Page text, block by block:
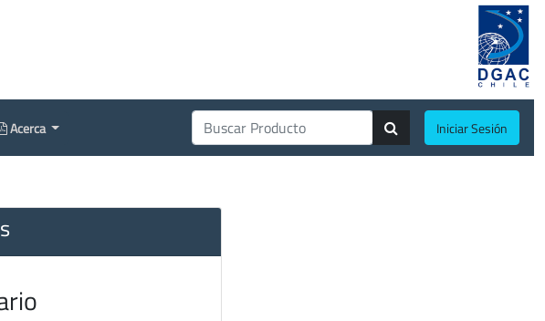
Acerca Iniciar Sesión